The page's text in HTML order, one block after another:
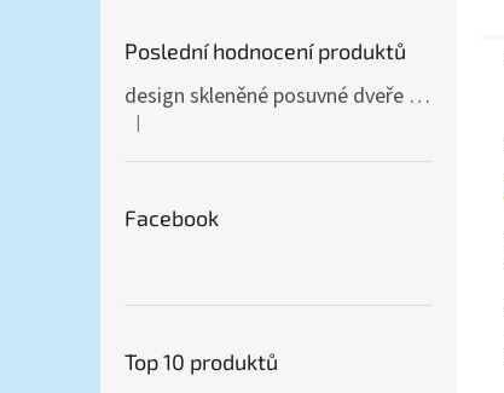
Poslední hodnocení produktů
design skleněné posuvné dveře Amalfi 90x205 cm T12 - komplet AKCE
Hodnocení produktu je 5 z 5 hvězdiček.
|
Facebook
Top 10 produktů